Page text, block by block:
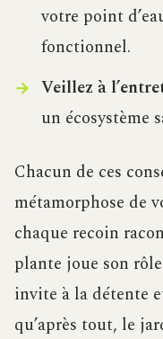
votre point
fonctionnel.
Veillez à
un écosystème
Chacun de ces
métamorphose de
chaque recoin
plante joue son
invite à la détente
qu’après tout, le